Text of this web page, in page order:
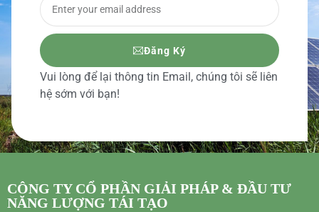
Đăng Ký
Vui lòng để lại thông tin Email, chúng tôi sẽ liên
hệ sớm với bạn!
CÔNG TY CỔ PHẦN GIẢI PHÁP & ĐẦU TƯ
NĂNG LƯỢNG TÁI TẠO